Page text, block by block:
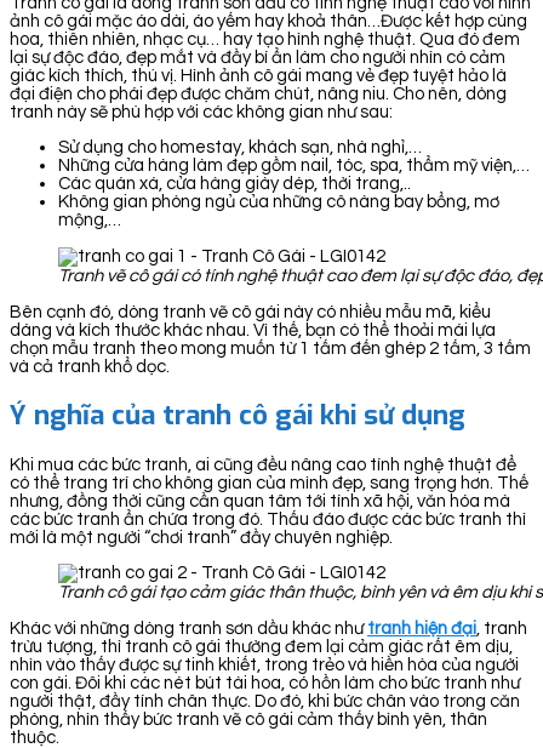
ảnh cô gái mặc áo dài, áo yếm hay khoả thân…Được kết hợp cùng
hoa, thiên nhiên, nhạc cụ… hay tạo hình nghệ thuật. Qua đó đem
lại sự độc đáo, đẹp mắt và đầy bí ẩn làm cho người nhìn có cảm
giác kích thích, thú vị. Hình ảnh cô gái mang vẻ đẹp tuyệt hảo là
đại điện cho phái đẹp được chăm chút, nâng niu. Cho nên, dòng
tranh này sẽ phù hợp với các không gian như sau:
Sử dụng cho homestay, khách sạn, nhà nghỉ,…
Những cửa hàng làm đẹp gồm nail, tóc, spa, thẩm mỹ viện,…
Các quán xá, cửa hàng giày dép, thời trang,..
Không gian phòng ngủ của những cô nàng bay bổng, mơ
mộng,…
Tranh vẽ cô gái có tính nghệ thuật cao đem lại sự độc đáo,
Bên cạnh đó, dòng tranh vẽ cô gái này có nhiều mẫu mã, kiểu
dáng và kích thước khác nhau. Vì thế, bạn có thể thoải mái lựa
chọn mẫu tranh theo mong muốn từ 1 tấm đến ghép 2 tấm, 3 tấm
và cả tranh khổ dọc.
Ý nghĩa của tranh cô gái khi sử dụng
Khi mua các bức tranh, ai cũng đều nâng cao tính nghệ thuật để
có thể trang trí cho không gian của mình đẹp, sang trọng hơn. Thế
nhưng, đồng thời cũng cần quan tâm tới tính xã hội, văn hóa mà
các bức tranh ẩn chứa trong đó. Thấu đáo được các bức tranh thì
mới là một người “chơi tranh” đầy chuyên nghiệp.
Tranh cô gái tạo cảm giác thân thuộc, bình yên và êm dịu khi
Khác với những dòng tranh sơn dầu khác như tranh hiện đại , tranh
trừu tượng, thì tranh cô gái thường đem lại cảm giác rất êm dịu,
nhìn vào thấy được sự tinh khiết, trong trẻo và hiền hòa của người
con gái. Đôi khi các nét bút tài hoa, có hồn làm cho bức tranh như
người thật, đầy tính chân thực. Do đó, khi bức chân vào trong căn
phòng, nhìn thấy bức tranh vẽ cô gái cảm thấy bình yên, thân
thuộc.